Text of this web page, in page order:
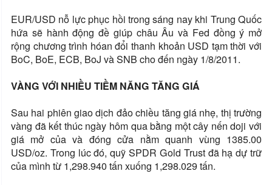
EUR/USD nỗ lực phục hồi trong sáng nay khi Trung Quốc
hứa sẽ hành động đề giúp châu Âu và Fed đồng ý mở
rộng chương trình hóan đổi thanh khoản USD tạm thời với
BoC, BoE, ECB, BoJ và SNB cho đến ngày 1/8/2011.
VÀNG VỚI NHIỀU TIỀM NĂNG TĂNG GIÁ
Sau hai phiên giao dịch đảo chiều tăng giá nhẹ, thị trường
vàng đã kết thúc ngày hôm qua bằng một cây nến doji với
giá mở của và đóng cửa nằm quanh vùng 1385.00
USD/oz. Trong lúc đó, quỹ SPDR Gold Trust đã hạ dự trữ
của mình từ 1,298.940 tấn xuống 1,298.029 tấn.